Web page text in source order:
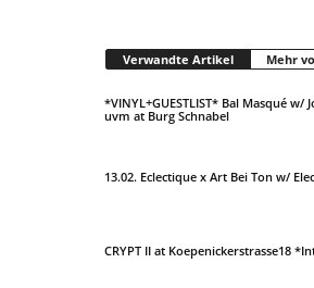
Verwandte Artikel Mehr
*VINYL+GUESTLIST* Bal Masqué w/
uvm at Burg Schnabel
13.02. Eclectique x Art Bei Ton w/
CRYPT II at Koepenickerstrasse18